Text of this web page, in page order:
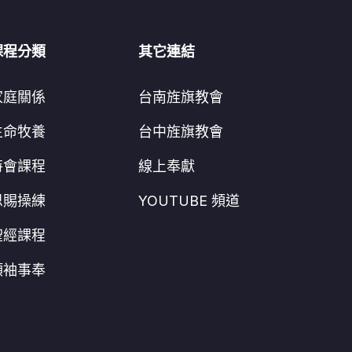
程分類
庭關係
命牧養
會課程
賜操練
經課程
袖事奉
其它連結
台南旌旗教會
台中旌旗教會
線上奉獻
YOUTUBE 頻道